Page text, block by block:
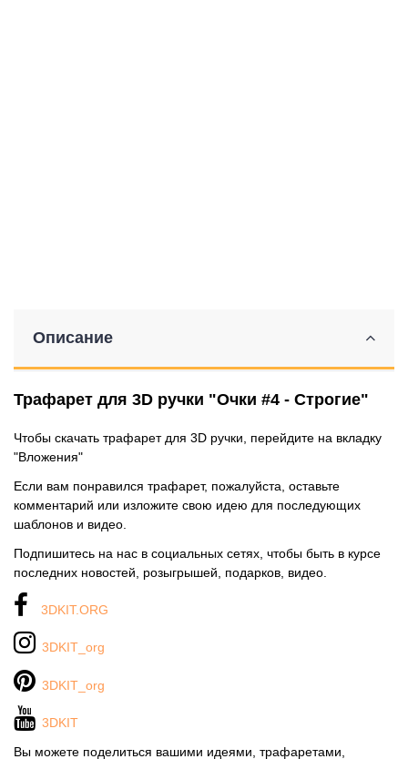
Описание
Трафарет для 3D ручки "Очки #4 - Строгие"
Чтобы скачать трафарет для 3D ручки, перейдите на вкладку
"Вложения"
Если вам понравился трафарет, пожалуйста, оставьте
комментарий или изложите свою идею для последующих
шаблонов и видео.
Подпишитесь на нас в социальных сетях, чтобы быть в курсе
последних новостей, розыгрышей, подарков, видео.
3DKIT.ORG
3DKIT_org
3DKIT_org
3DKIT
Вы можете поделиться вашими идеями, трафаретами,